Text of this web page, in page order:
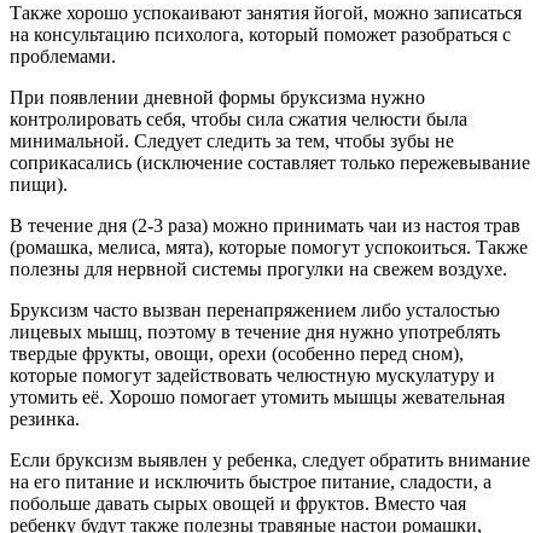
Также хорошо успокаивают занятия йогой, можно записаться
на консультацию психолога, который поможет разобраться с
проблемами.
При появлении дневной формы бруксизма нужно
контролировать себя, чтобы сила сжатия челюсти была
минимальной. Следует следить за тем, чтобы зубы не
соприкасались (исключение составляет только пережевывание
пищи).
В течение дня (2-3 раза) можно принимать чаи из настоя трав
(ромашка, мелиса, мята), которые помогут успокоиться. Также
полезны для нервной системы прогулки на свежем воздухе.
Бруксизм часто вызван перенапряжением либо усталостью
лицевых мышц, поэтому в течение дня нужно употреблять
твердые фрукты, овощи, орехи (особенно перед сном),
которые помогут задействовать челюстную мускулатуру и
утомить её. Хорошо помогает утомить мышцы жевательная
резинка.
Если бруксизм выявлен у ребенка, следует обратить внимание
на его питание и исключить быстрое питание, сладости, а
побольше давать сырых овощей и фруктов. Вместо чая
ребенку будут также полезны травяные настои ромашки,